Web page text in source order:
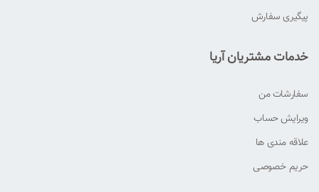
پیگیری سفارش
خدمات مشتریان آریا
سفارشات من
ویرایش حساب
علاقه مندی ها
حریم خصوصی